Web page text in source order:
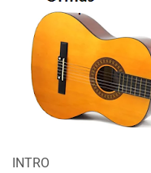
INTRO